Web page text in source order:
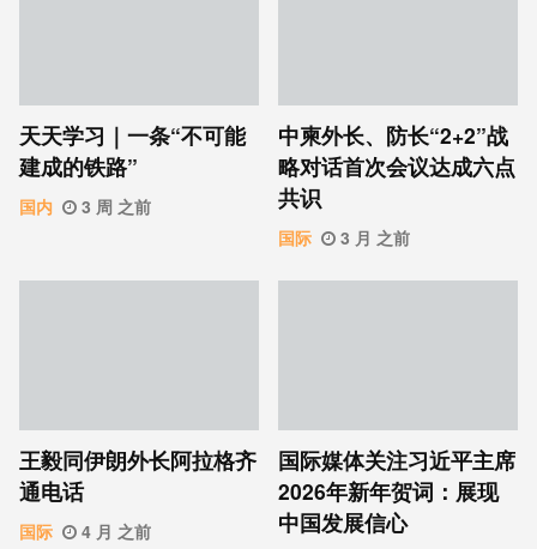
天天学习｜一条“不可能
建成的铁路”
国内 3 周 之前
中柬外长、防长“2+2”战
略对话首次会议达成六点
共识
国际 3 月 之前
王毅同伊朗外长阿拉格齐
通电话
国际 4 月 之前
国际媒体关注习近平主席
2026年新年贺词：展现
中国发展信心